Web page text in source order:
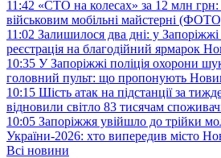
11:42 «СТО на колесах» за 12 млн
військовим мобільні майстерні
11:02 Залишилося два дні: у Запоріжжі
реєстрація на благодійний ярмарок
10:35 У Запоріжжі поліція охорони
головний пульт: що пропонують
10:15 Шість атак на підстанції за
відновили світло 83 тисячам
10:05 Запоріжжя увійшло до трійки
України-2026: хто випередив місто
Всі новини